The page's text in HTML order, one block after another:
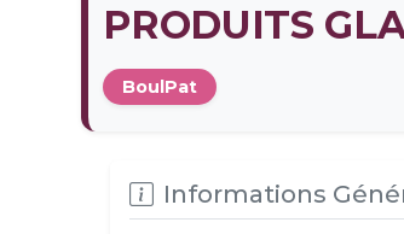
PRODUITS
BoulPat
Informations